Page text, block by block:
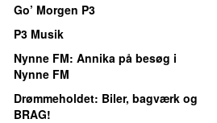
Go’ Morgen P3
P3 Musik
Nynne FM: Annika på besøg i
Nynne FM
Drømmeholdet: Biler, bagværk og
BRAG!